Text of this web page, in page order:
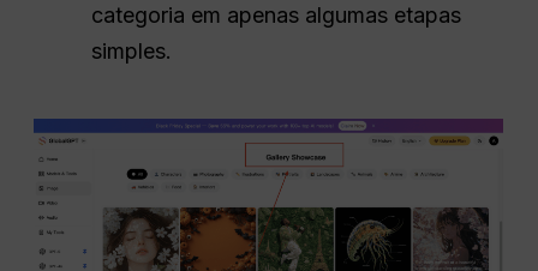
categoria em apenas algumas etapas
simples.